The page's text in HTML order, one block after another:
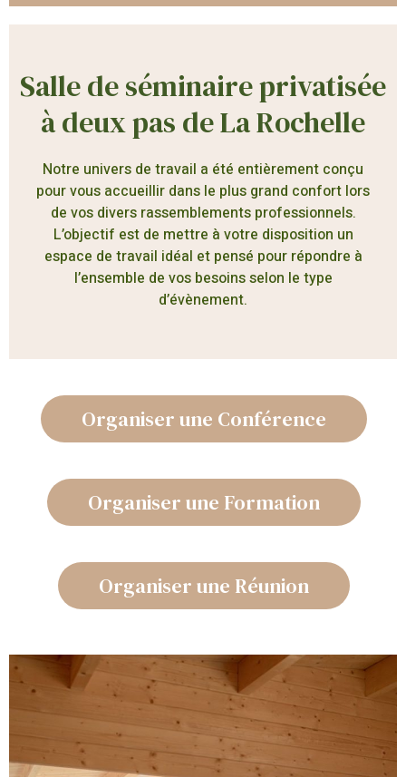
Salle de séminaire privatisée
à deux pas de La Rochelle
Notre univers de travail a été entièrement conçu
pour vous accueillir dans le plus grand confort lors
de vos divers rassemblements professionnels.
L’objectif est de mettre à votre disposition un
espace de travail idéal et pensé pour répondre à
l’ensemble de vos besoins selon le type
d’évènement.
Organiser une Conférence
Organiser une Formation
Organiser une Réunion